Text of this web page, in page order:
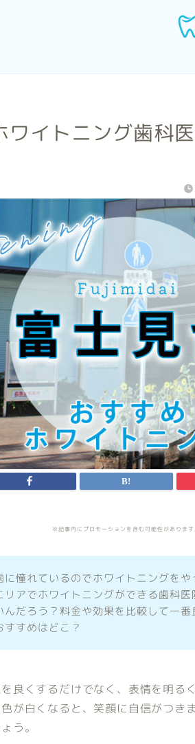
ワイトニング歯科
※記事内にプロモーションを含む可能性があります
に憧れているのでホワイトニングを
リアでホワイトニングができる歯科医
んだろう？料金や効果を比較して一番
すすめはどこ？
良くするだけでなく、表情を明る
が白くなると、笑顔に自信がつき
う。